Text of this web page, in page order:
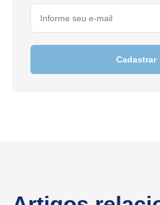
Cadastrar